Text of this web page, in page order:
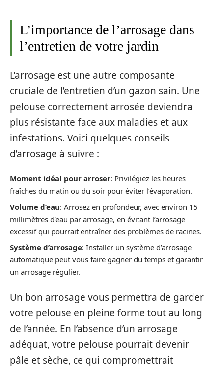
L’importance de l’arrosage dans
l’entretien de votre jardin
L’arrosage est une autre composante
cruciale de l’entretien d’un gazon sain. Une
pelouse correctement arrosée deviendra
plus résistante face aux maladies et aux
infestations. Voici quelques conseils
d’arrosage à suivre :
Moment idéal pour arroser: Privilégiez les heures
fraîches du matin ou du soir pour éviter l’évaporation.
Volume d’eau: Arrosez en profondeur, avec environ 15
millimètres d’eau par arrosage, en évitant l’arrosage
excessif qui pourrait entraîner des problèmes de racines.
Système d’arrosage: Installer un système d’arrosage
automatique peut vous faire gagner du temps et garantir
un arrosage régulier.
Un bon arrosage vous permettra de garder
votre pelouse en pleine forme tout au long
de l’année. En l’absence d’un arrosage
adéquat, votre pelouse pourrait devenir
pâle et sèche, ce qui compromettrait